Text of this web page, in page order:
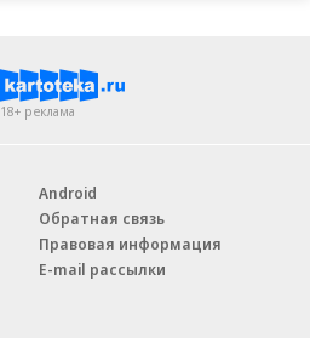
18+ реклама
Android
Обратная связь
Правовая информация
E-mail рассылки